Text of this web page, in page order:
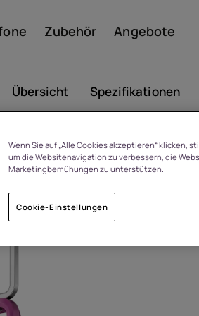
Zubehör Angebote
Übersicht Spezifikationen
14 Tage Rückgaberecht bei
Wenn Sie auf „Alle Cookies akzeptieren“ klicken,
um die Websitenavigation zu verbessern, die
Marketingbemühungen zu unterstützen.
Cookie-Einstellungen